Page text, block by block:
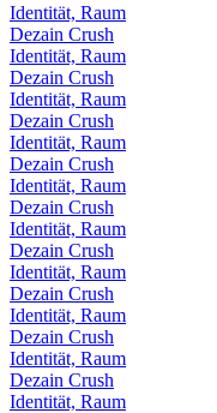
Identität, Raum
Dezain Crush
Identität, Raum
Dezain Crush
Identität, Raum
Dezain Crush
Identität, Raum
Dezain Crush
Identität, Raum
Dezain Crush
Identität, Raum
Dezain Crush
Identität, Raum
Dezain Crush
Identität, Raum
Dezain Crush
Identität, Raum
Dezain Crush
Identität, Raum